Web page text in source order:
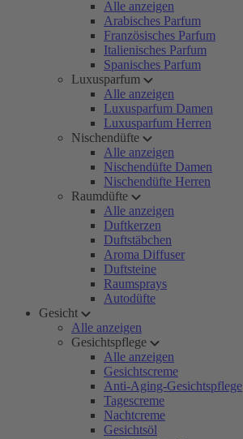
Alle anzeigen
Arabisches Parfum
Französisches Parfum
Italienisches Parfum
Spanisches Parfum
Luxusparfum
Alle anzeigen
Luxusparfum Damen
Luxusparfum Herren
Nischendüfte
Alle anzeigen
Nischendüfte Damen
Nischendüfte Herren
Raumdüfte
Alle anzeigen
Duftkerzen
Duftstäbchen
Aroma Diffuser
Duftsteine
Raumsprays
Autodüfte
Gesicht
Alle anzeigen
Gesichtspflege
Alle anzeigen
Gesichtscreme
Anti-Aging-Gesichtspflege
Tagescreme
Nachtcreme
Gesichtsöl